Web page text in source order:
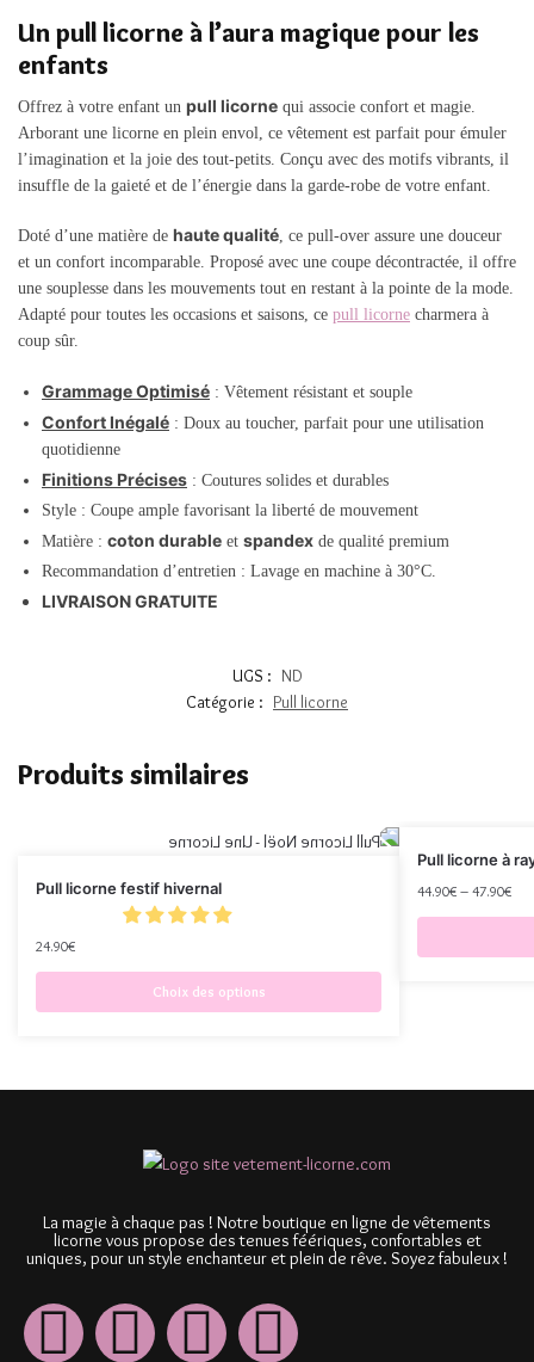
Un pull licorne à l’aura magique pour les
enfants
Offrez à votre enfant un pull licorne qui associe confort et magie.
Arborant une licorne en plein envol, ce vêtement est parfait pour émuler
l’imagination et la joie des tout-petits. Conçu avec des motifs vibrants, il
insuffle de la gaieté et de l’énergie dans la garde-robe de votre enfant.
Doté d’une matière de haute qualité, ce pull-over assure une douceur
et un confort incomparable. Proposé avec une coupe décontractée, il offre
une souplesse dans les mouvements tout en restant à la pointe de la mode.
Adapté pour toutes les occasions et saisons, ce pull licorne charmera à
coup sûr.
Grammage Optimisé : Vêtement résistant et souple
Confort Inégalé : Doux au toucher, parfait pour une utilisation
quotidienne
Finitions Précises : Coutures solides et durables
Style : Coupe ample favorisant la liberté de mouvement
Matière : coton durable et spandex de qualité premium
Recommandation d’entretien : Lavage en machine à 30°C.
LIVRAISON GRATUITE
UGS : ND
Catégorie : Pull licorne
Produits similaires
Pull licorne festif hivernal
24.90€
Choix des options
Pull licorne à
44.90€ – 47.90€
La magie à chaque pas ! Notre boutique en ligne de vêtements
licorne vous propose des tenues féériques, confortables et
uniques, pour un style enchanteur et plein de rêve. Soyez fabuleux !